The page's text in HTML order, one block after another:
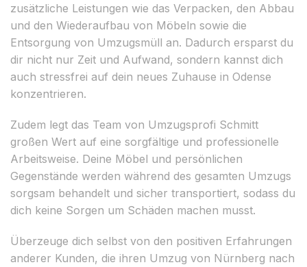
zusätzliche Leistungen wie das Verpacken, den Abbau
und den Wiederaufbau von Möbeln sowie die
Entsorgung von Umzugsmüll an. Dadurch ersparst du
dir nicht nur Zeit und Aufwand, sondern kannst dich
auch stressfrei auf dein neues Zuhause in Odense
konzentrieren.
Zudem legt das Team von Umzugsprofi Schmitt
großen Wert auf eine sorgfältige und professionelle
Arbeitsweise. Deine Möbel und persönlichen
Gegenstände werden während des gesamten Umzugs
sorgsam behandelt und sicher transportiert, sodass du
dich keine Sorgen um Schäden machen musst.
Überzeuge dich selbst von den positiven Erfahrungen
anderer Kunden, die ihren Umzug von Nürnberg nach